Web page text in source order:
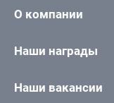
О компании
Наши награды
Наши вакансии